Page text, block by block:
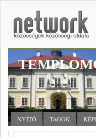
NYITÓ TAGOK